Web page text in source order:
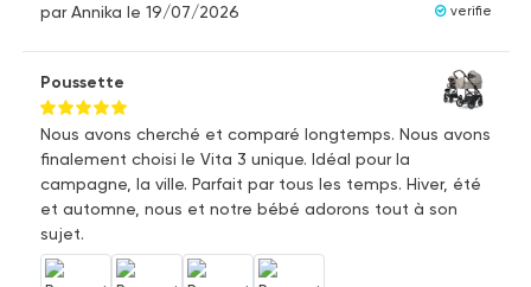
par Annika le 19/07/2026 verifie
Poussette
Nous avons cherché et comparé longtemps. Nous avons
finalement choisi le Vita 3 unique. Idéal pour la
campagne, la ville. Parfait par tous les temps. Hiver, été
et automne, nous et notre bébé adorons tout à son
sujet.